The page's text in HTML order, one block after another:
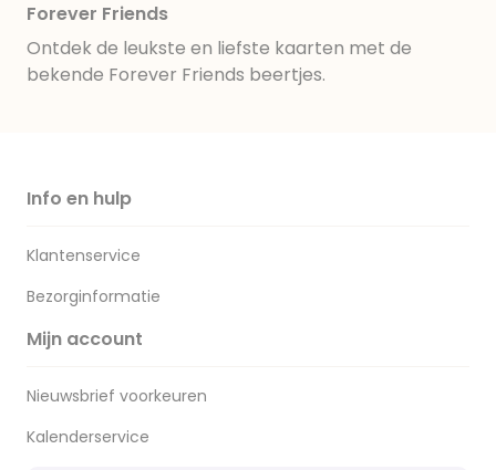
Forever Friends
Ontdek de leukste en liefste kaarten met de
bekende Forever Friends beertjes.
Info en hulp
Klantenservice
Bezorginformatie
Mijn account
Nieuwsbrief voorkeuren
Kalenderservice